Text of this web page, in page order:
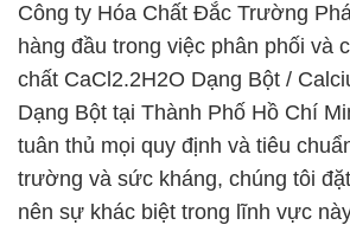
Công ty Hóa Chất Đắc Trường
hàng đầu trong việc phân phối và
chất CaCl2.2H2O Dạng Bột /
Dạng Bột tại Thành Phố Hồ Chí
tuân thủ mọi quy định và tiêu
trường và sức kháng, chúng tôi
nên sự khác biệt trong lĩnh vực